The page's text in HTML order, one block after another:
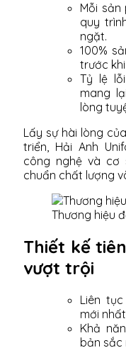
Mỗi
quy
ngặt.
100%
trước
Tỷ lệ
mang
lòng
Lấy sự hài lòng
triển, Hải Anh
công nghệ và
chuẩn chất lượng
Thương hiệu
Thiết kế
vượt trội
Liên
mới
Khả
bản sắc